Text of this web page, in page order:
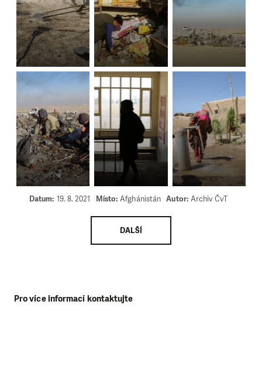
Datum: 19. 8. 2021 Místo:Afghánistán Autor: Archiv ČvT
DALŠÍ
Pro více informací kontaktujte